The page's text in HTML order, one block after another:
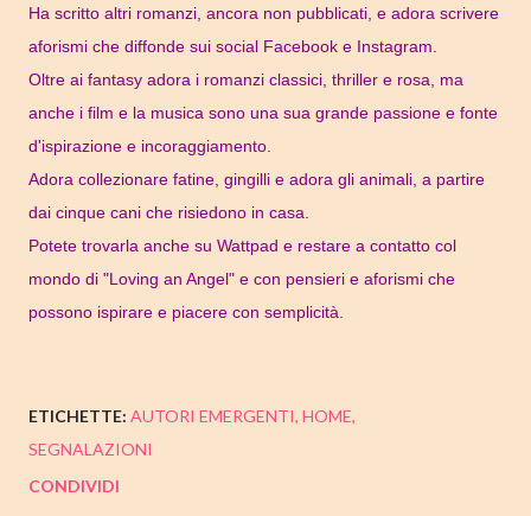
Ha scritto altri romanzi, ancora non pubblicati, e adora scrivere
aforismi che diffonde sui social Facebook e Instagram.
Oltre ai fantasy adora i romanzi classici, thriller e rosa, ma
anche i film e la musica sono una sua grande passione e fonte
d'ispirazione e incoraggiamento.
Adora collezionare fatine, gingilli e adora gli animali, a partire
dai cinque cani che risiedono in casa.
Potete trovarla anche su Wattpad e restare a contatto col
mondo di "Loving an Angel" e con pensieri e aforismi che
possono ispirare e piacere con semplicità.
ETICHETTE: AUTORI EMERGENTI HOME
SEGNALAZIONI
CONDIVIDI